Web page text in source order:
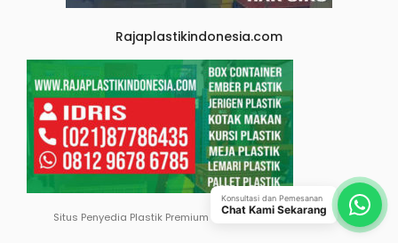
Rajaplastikindonesia.com
Situs Penyedia Plastik Premium Terlengkap
Konsultasi dan Pemesanan
Chat Kami Sekarang